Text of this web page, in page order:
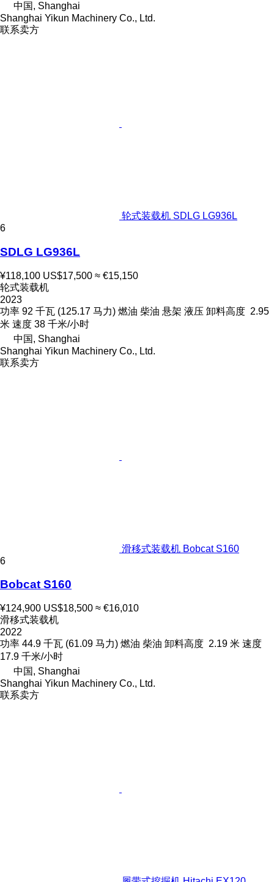
中国, Shanghai
Shanghai Yikun Machinery Co., Ltd.
联系卖方
轮式装载机 SDLG LG936L
6
SDLG LG936L
¥118,100 US$17,500 ≈ €15,150
轮式装载机
2023
功率 92 千瓦 (125.17 马力) 燃油 柴油 悬架 液压 卸料高度 2.95
米 速度 38 千米/小时
中国, Shanghai
Shanghai Yikun Machinery Co., Ltd.
联系卖方
滑移式装载机 Bobcat S160
6
Bobcat S160
¥124,900 US$18,500 ≈ €16,010
滑移式装载机
2022
功率 44.9 千瓦 (61.09 马力) 燃油 柴油 卸料高度 2.19 米 速度
17.9 千米/小时
中国, Shanghai
Shanghai Yikun Machinery Co., Ltd.
联系卖方